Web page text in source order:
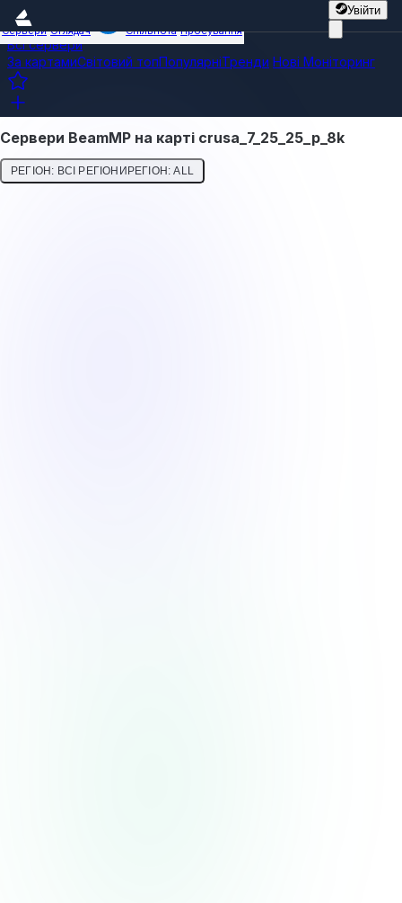
Увійти
Сервери Оглядач Спільнота Просування
Всі сервери
За картамиСвітовий топПопулярніТренди Нові Моніторинг
Сервери BeamMP на карті crusa_7_25_25_p_8k
РЕГІОН: ВСІ РЕГІОНИРЕГІОН: ALL